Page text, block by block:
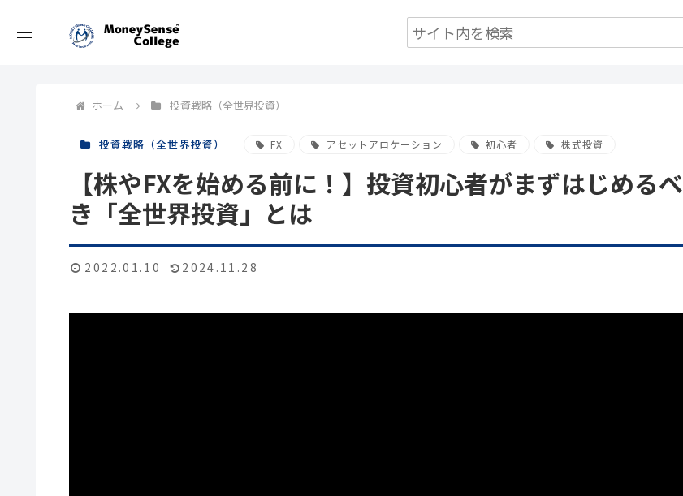
ホーム 投資戦略（全世界投資）
投資戦略（全世界投資） FX アセットアロケーション 初心者 株式投資
【株やFXを始める前に！】投資初心者がまずはじめるべ
き「全世界投資」とは
2022.01.10 2024.11.28